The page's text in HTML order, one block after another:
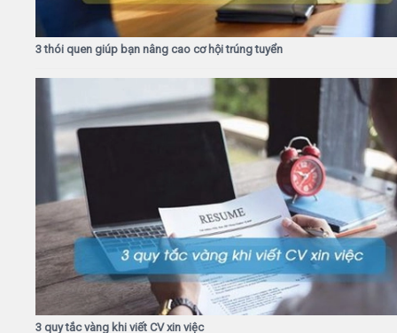
3 thói quen giúp bạn nâng cao cơ hội trúng tuyển
3 quy tắc vàng khi viết CV xin việc